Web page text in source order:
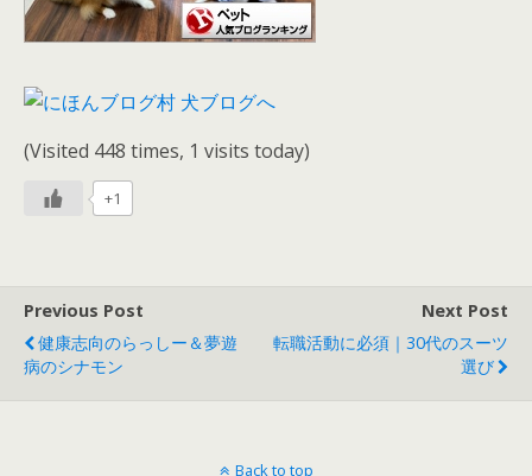
(Visited 448 times, 1 visits today)
+1
Previous Post
健康志向のらっしー＆夢遊
病のシナモン
Next Post
転職活動に必須｜30代のスーツ
選び
Back to top